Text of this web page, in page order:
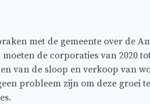
met de gemeente over de
de corporaties van 2020
van de sloop en verkoop van
probleem zijn om deze groei